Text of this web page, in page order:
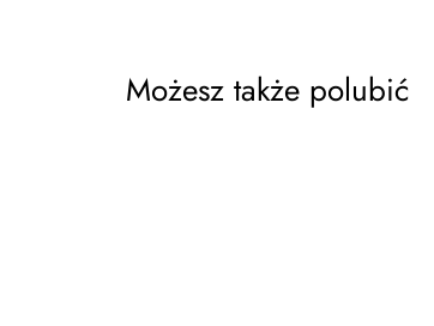
Możesz także polubić